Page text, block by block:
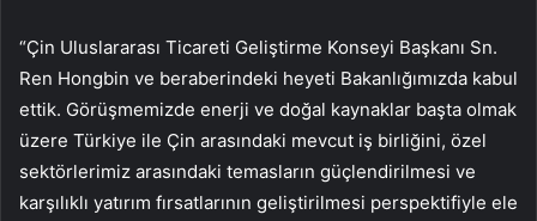
“Çin Uluslararası Ticareti Geliştirme Konseyi Başkanı Sn.
Ren Hongbin ve beraberindeki heyeti Bakanlığımızda kabul
ettik. Görüşmemizde enerji ve doğal kaynaklar başta olmak
üzere Türkiye ile Çin arasındaki mevcut iş birliğini, özel
sektörlerimiz arasındaki temasların güçlendirilmesi ve
karşılıklı yatırım fırsatlarının geliştirilmesi perspektifiyle ele